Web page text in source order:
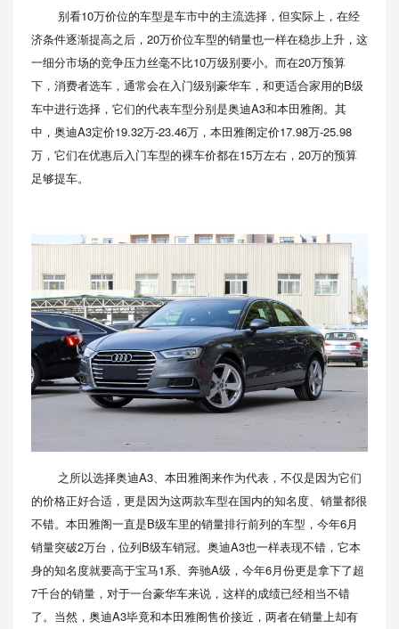
别看10万价位的车型是车市中的主流选择，但实际上，在经
济条件逐渐提高之后，20万价位车型的销量也一样在稳步上升，这
一细分市场的竞争压力丝毫不比10万级别要小。而在20万预算
下，消费者选车，通常会在入门级别豪华车，和更适合家用的B级
车中进行选择，它们的代表车型分别是奥迪A3和本田雅阁。其
中，奥迪A3定价19.32万-23.46万，本田雅阁定价17.98万-25.98
万，它们在优惠后入门车型的裸车价都在15万左右，20万的预算
足够提车。
之所以选择奥迪A3、本田雅阁来作为代表，不仅是因为它们
的价格正好合适，更是因为这两款车型在国内的知名度、销量都很
不错。本田雅阁一直是B级车里的销量排行前列的车型，今年6月
销量突破2万台，位列B级车销冠。奥迪A3也一样表现不错，它本
身的知名度就要高于宝马1系、奔驰A级，今年6月份更是拿下了超
7千台的销量，对于一台豪华车来说，这样的成绩已经相当不错
了。当然，奥迪A3毕竟和本田雅阁售价接近，两者在销量上却有